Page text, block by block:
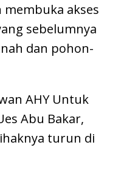
membuka akses
sebelumnya
dan pohon-
AHY Untuk
Abu Bakar,
turun di